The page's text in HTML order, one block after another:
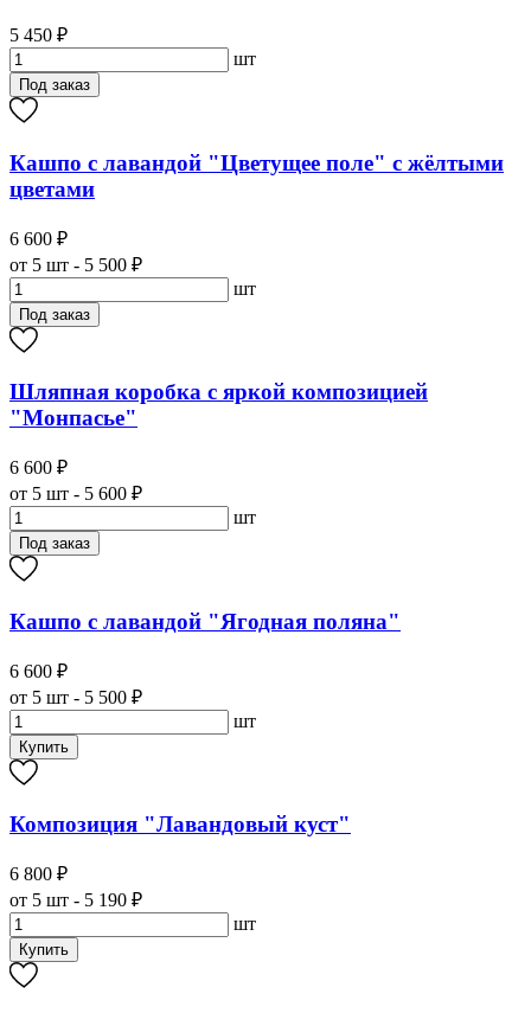
5 450 ₽
шт
Под заказ
Кашпо с лавандой "Цветущее поле" с жёлтыми
цветами
6 600 ₽
от 5 шт - 5 500 ₽
шт
Под заказ
Шляпная коробка с яркой композицией
"Монпасье"
6 600 ₽
от 5 шт - 5 600 ₽
шт
Под заказ
Кашпо с лавандой "Ягодная поляна"
6 600 ₽
от 5 шт - 5 500 ₽
шт
Купить
Композиция "Лавандовый куст"
6 800 ₽
от 5 шт - 5 190 ₽
шт
Купить